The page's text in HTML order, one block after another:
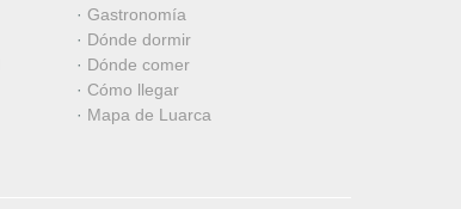
· Gastronomía
· Dónde dormir
· Dónde comer
· Cómo llegar
· Mapa de Luarca